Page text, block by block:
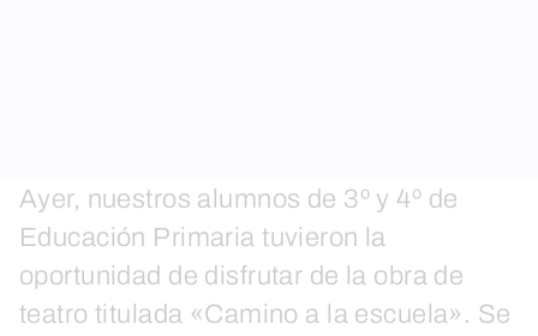
Ayer, nuestros alumnos de 3º y 4º de
Educación Primaria tuvieron la
oportunidad de disfrutar de la obra de
teatro titulada «Camino a la escuela». Se